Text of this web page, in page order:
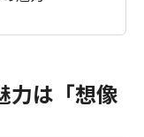
力は「想像